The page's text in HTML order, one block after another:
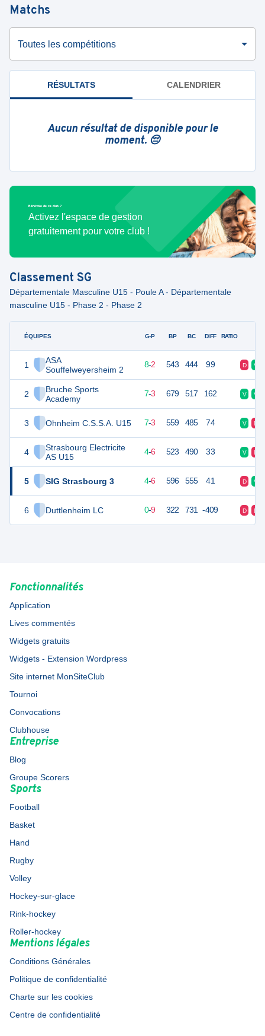
Matchs
Toutes les compétitions
RÉSULTATS CALENDRIER
Aucun résultat de disponible pour le
moment. 😔
Bénévole de ce club ?
Activez l'espace de gestion
gratuitement pour votre club !
Classement SG
Départementale Masculine U15 - Poule A - Départementale
masculine U15 - Phase 2 - Phase 2
ÉQUIPES
1
ASA
Souffelweyersheim 2
2
Bruche Sports
Academy
3 Ohnheim C.S.S.A. U15
4
Strasbourg Electricite
AS U15
5 SIG Strasbourg 3
6 Duttlenheim LC
G-P BP BC DIFF RATIO
18 8-2 543 444 99 D V
7-3 679 517 162 V V
17 10 7-3 559 485 74 V D
14 10 4-6 523 490 33 V D
14 4-6 596 555 41 D V
0-9 322 731 -409 D D
Fonctionnalités
Application
Lives commentés
Widgets gratuits
Widgets - Extension Wordpress
Site internet MonSiteClub
Tournoi
Convocations
Clubhouse
Entreprise
Blog
Groupe Scorers
Sports
Football
Basket
Hand
Rugby
Volley
Hockey-sur-glace
Rink-hockey
Roller-hockey
Mentions légales
Conditions Générales
Politique de confidentialité
Charte sur les cookies
Centre de confidentialité